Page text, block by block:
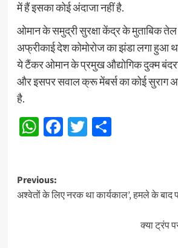
में हैं इसका कोई अंदाजा नहीं है.
ओमान के समुद्री सुरक्षा केंद्र के मुताबिक तेल
अफ्रीकाई देश कोमोरोज का झंडा लगा हुआ
ये टैंकर ओमान के प्रमुख औद्योगिक दुक्म
और इसपर सवाल क्रू मेंबर्स का कोई सुराग
है.
WhatsApp
Facebook
Twitter
Share
Post
navigation
Previous:
अश्वेतों के लिए नरक था कार्यकाल’, हमले के बाद
क्या ट्रंप